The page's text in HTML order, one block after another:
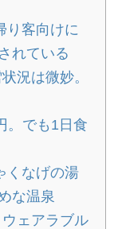
り客向けに
れている
況は微妙。
。でも1日食
くなげの湯
な温泉
ェアラブル